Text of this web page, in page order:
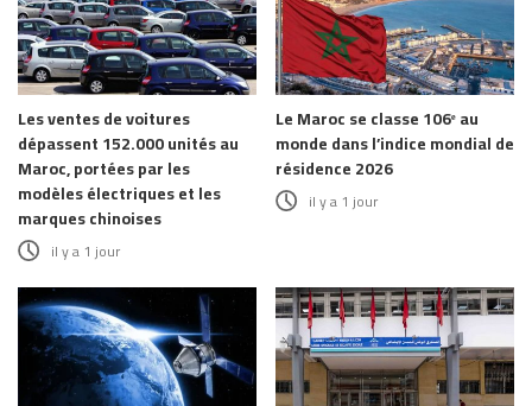
Les ventes de voitures
dépassent 152.000 unités au
Maroc, portées par les
modèles électriques et les
marques chinoises
il y a 1 jour
Le Maroc se classe 106ᵉ au
monde dans l’indice mondial de
résidence 2026
il y a 1 jour